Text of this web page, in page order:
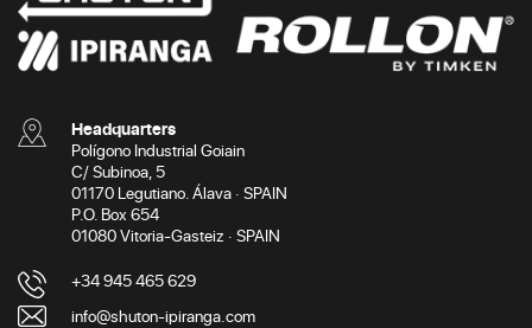
Headquarters
Polígono Industrial Goiain
C/ Subinoa, 5
01170 Legutiano. Álava · SPAIN
P.O. Box 654
01080 Vitoria-Gasteiz · SPAIN
+34 945 465 629
info@shuton-ipiranga.com